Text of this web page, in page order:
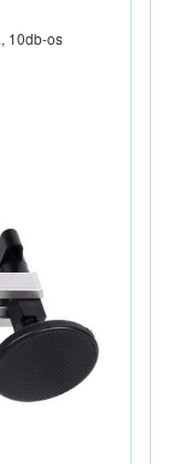
10db-os